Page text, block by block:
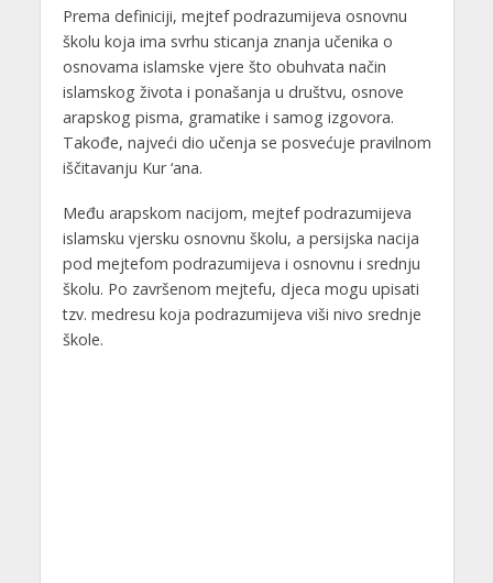
Prema definiciji, mejtef podrazumijeva osnovnu
školu koja ima svrhu sticanja znanja učenika o
osnovama islamske vjere što obuhvata način
islamskog života i ponašanja u društvu, osnove
arapskog pisma, gramatike i samog izgovora.
Takođe, najveći dio učenja se posvećuje pravilnom
iščitavanju Kur ‘ana.
Među arapskom nacijom, mejtef podrazumijeva
islamsku vjersku osnovnu školu, a persijska nacija
pod mejtefom podrazumijeva i osnovnu i srednju
školu. Po završenom mejtefu, djeca mogu upisati
tzv. medresu koja podrazumijeva viši nivo srednje
škole.